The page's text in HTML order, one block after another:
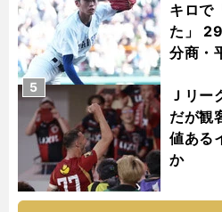
キロで
た」
分商・
Ｊリー
だが観
値ある
か
5